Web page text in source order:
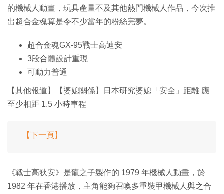
的機械人動畫，玩具產量不及其他熱門機械人作品，今次推
出超合金魂算是令不少當年的粉絲完夢。
超合金魂GX-95戰士高迪安
3段合體設計重現
可動力普通
【其他報道】【婆媳關係】日本研究婆媳「安全」距離 應
至少相距 1.5 小時車程
【下一頁】
《戰士高狄安》是龍之子製作的 1979 年機械人動畫，於
1982 年在香港播放，主角能夠召喚多重裝甲機械人與之合